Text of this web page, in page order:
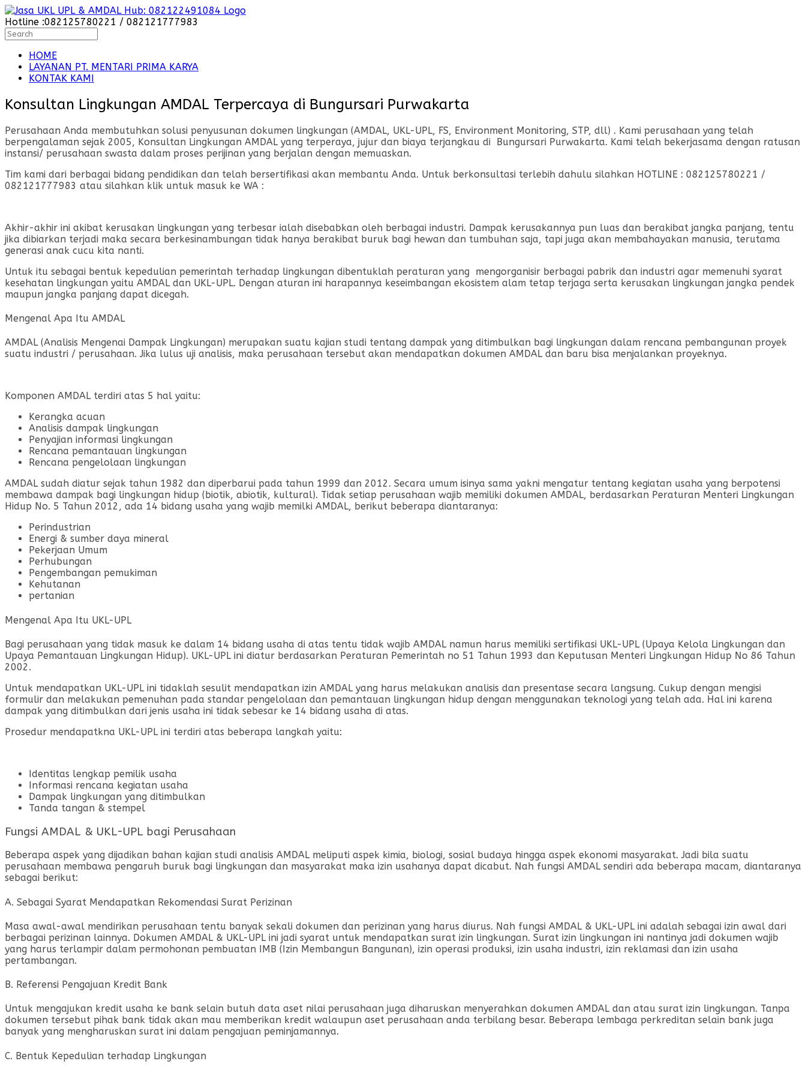
Skip
to
content
Hotline :082125780221 / 082121777983
Search
for:
HOME
LAYANAN PT. MENTARI PRIMA KARYA
KONTAK KAMI
Konsultan Lingkungan AMDAL Terpercaya di Bungursari Purwakarta
Perusahaan Anda membutuhkan solusi penyusunan dokumen lingkungan (AMDAL, UKL-UPL, FS, Environment Monitoring, STP, dll) . Kami perusahaan yang telah
berpengalaman sejak 2005, Konsultan Lingkungan AMDAL yang terperaya, jujur dan biaya terjangkau di Bungursari Purwakarta. Kami telah bekerjasama dengan ratusan
instansi/ perusahaan swasta dalam proses perijinan yang berjalan dengan memuaskan.
Tim kami dari berbagai bidang pendidikan dan telah bersertifikasi akan membantu Anda. Untuk berkonsultasi terlebih dahulu silahkan HOTLINE : 082125780221 /
082121777983 atau silahkan klik untuk masuk ke WA :
Akhir-akhir ini akibat kerusakan lingkungan yang terbesar ialah disebabkan oleh berbagai industri. Dampak kerusakannya pun luas dan berakibat jangka panjang, tentu
jika dibiarkan terjadi maka secara berkesinambungan tidak hanya berakibat buruk bagi hewan dan tumbuhan saja, tapi juga akan membahayakan manusia, terutama
generasi anak cucu kita nanti.
Untuk itu sebagai bentuk kepedulian pemerintah terhadap lingkungan dibentuklah peraturan yang mengorganisir berbagai pabrik dan industri agar memenuhi syarat
kesehatan lingkungan yaitu AMDAL dan UKL-UPL. Dengan aturan ini harapannya keseimbangan ekosistem alam tetap terjaga serta kerusakan lingkungan jangka pendek
maupun jangka panjang dapat dicegah.
Mengenal Apa Itu AMDAL
AMDAL (Analisis Mengenai Dampak Lingkungan) merupakan suatu kajian studi tentang dampak yang ditimbulkan bagi lingkungan dalam rencana pembangunan proyek
suatu industri / perusahaan. Jika lulus uji analisis, maka perusahaan tersebut akan mendapatkan dokumen AMDAL dan baru bisa menjalankan proyeknya.
Komponen AMDAL terdiri atas 5 hal yaitu:
Kerangka acuan
Analisis dampak lingkungan
Penyajian informasi lingkungan
Rencana pemantauan lingkungan
Rencana pengelolaan lingkungan
AMDAL sudah diatur sejak tahun 1982 dan diperbarui pada tahun 1999 dan 2012. Secara umum isinya sama yakni mengatur tentang kegiatan usaha yang berpotensi
membawa dampak bagi lingkungan hidup (biotik, abiotik, kultural). Tidak setiap perusahaan wajib memiliki dokumen AMDAL, berdasarkan Peraturan Menteri Lingkungan
Hidup No. 5 Tahun 2012, ada 14 bidang usaha yang wajib memilki AMDAL, berikut beberapa diantaranya:
Perindustrian
Energi & sumber daya mineral
Pekerjaan Umum
Perhubungan
Pengembangan pemukiman
Kehutanan
pertanian
Mengenal Apa Itu UKL-UPL
Bagi perusahaan yang tidak masuk ke dalam 14 bidang usaha di atas tentu tidak wajib AMDAL namun harus memiliki sertifikasi UKL-UPL (Upaya Kelola Lingkungan dan
Upaya Pemantauan Lingkungan Hidup). UKL-UPL ini diatur berdasarkan Peraturan Pemerintah no 51 Tahun 1993 dan Keputusan Menteri Lingkungan Hidup No 86 Tahun
2002.
Untuk mendapatkan UKL-UPL ini tidaklah sesulit mendapatkan izin AMDAL yang harus melakukan analisis dan presentase secara langsung. Cukup dengan mengisi
formulir dan melakukan pemenuhan pada standar pengelolaan dan pemantauan lingkungan hidup dengan menggunakan teknologi yang telah ada. Hal ini karena
dampak yang ditimbulkan dari jenis usaha ini tidak sebesar ke 14 bidang usaha di atas.
Prosedur mendapatkna UKL-UPL ini terdiri atas beberapa langkah yaitu:
Identitas lengkap pemilik usaha
Informasi rencana kegiatan usaha
Dampak lingkungan yang ditimbulkan
Tanda tangan & stempel
Fungsi AMDAL & UKL-UPL bagi Perusahaan
Beberapa aspek yang dijadikan bahan kajian studi analisis AMDAL meliputi aspek kimia, biologi, sosial budaya hingga aspek ekonomi masyarakat. Jadi bila suatu
perusahaan membawa pengaruh buruk bagi lingkungan dan masyarakat maka izin usahanya dapat dicabut. Nah fungsi AMDAL sendiri ada beberapa macam, diantaranya
sebagai berikut:
A. Sebagai Syarat Mendapatkan Rekomendasi Surat Perizinan
Masa awal-awal mendirikan perusahaan tentu banyak sekali dokumen dan perizinan yang harus diurus. Nah fungsi AMDAL & UKL-UPL ini adalah sebagai izin awal dari
berbagai perizinan lainnya. Dokumen AMDAL & UKL-UPL ini jadi syarat untuk mendapatkan surat izin lingkungan. Surat izin lingkungan ini nantinya jadi dokumen wajib
yang harus terlampir dalam permohonan pembuatan IMB (Izin Membangun Bangunan), izin operasi produksi, izin usaha industri, izin reklamasi dan izin usaha
pertambangan.
B. Referensi Pengajuan Kredit Bank
Untuk mengajukan kredit usaha ke bank selain butuh data aset nilai perusahaan juga diharuskan menyerahkan dokumen AMDAL dan atau surat izin lingkungan. Tanpa
dokumen tersebut pihak bank tidak akan mau memberikan kredit walaupun aset perusahaan anda terbilang besar. Beberapa lembaga perkreditan selain bank juga
banyak yang mengharuskan surat ini dalam pengajuan peminjamannya.
C. Bentuk Kepedulian terhadap Lingkungan